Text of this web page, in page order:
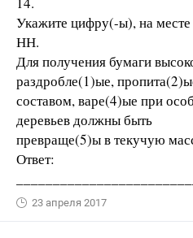
Укажите цифру(-ы), на
НН.
Для получения бумаги
раздробле(1)ые,
составом, варе(4)ые при
деревьев должны быть
превраще(5)ы в текучую
Ответ:
23 апреля 2017